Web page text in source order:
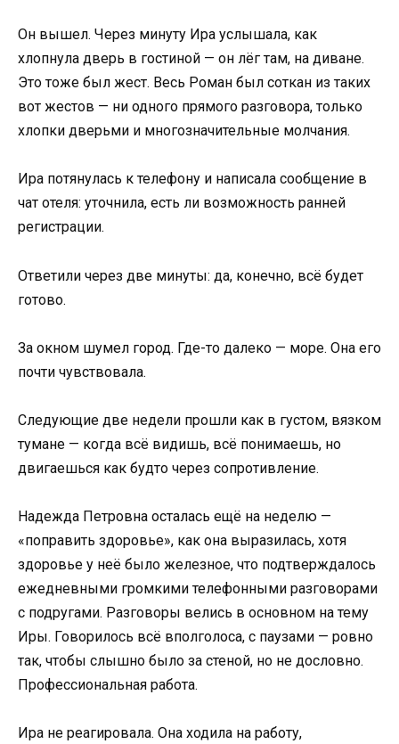
Он вышел. Через минуту Ира услышала, как
хлопнула дверь в гостиной — он лёг там, на диване.
Это тоже был жест. Весь Роман был соткан из таких
вот жестов — ни одного прямого разговора, только
хлопки дверьми и многозначительные молчания.
Ира потянулась к телефону и написала сообщение в
чат отеля: уточнила, есть ли возможность ранней
регистрации.
Ответили через две минуты: да, конечно, всё будет
готово.
За окном шумел город. Где-то далеко — море. Она его
почти чувствовала.
Следующие две недели прошли как в густом, вязком
тумане — когда всё видишь, всё понимаешь, но
двигаешься как будто через сопротивление.
Надежда Петровна осталась ещё на неделю —
«поправить здоровье», как она выразилась, хотя
здоровье у неё было железное, что подтверждалось
ежедневными громкими телефонными разговорами
с подругами. Разговоры велись в основном на тему
Иры. Говорилось всё вполголоса, с паузами — ровно
так, чтобы слышно было за стеной, но не дословно.
Профессиональная работа.
Ира не реагировала. Она ходила на работу,